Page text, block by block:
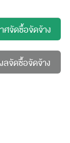
ศจัดซื้อจัดจ้าง
ลจัดซื้อจัดจ้าง